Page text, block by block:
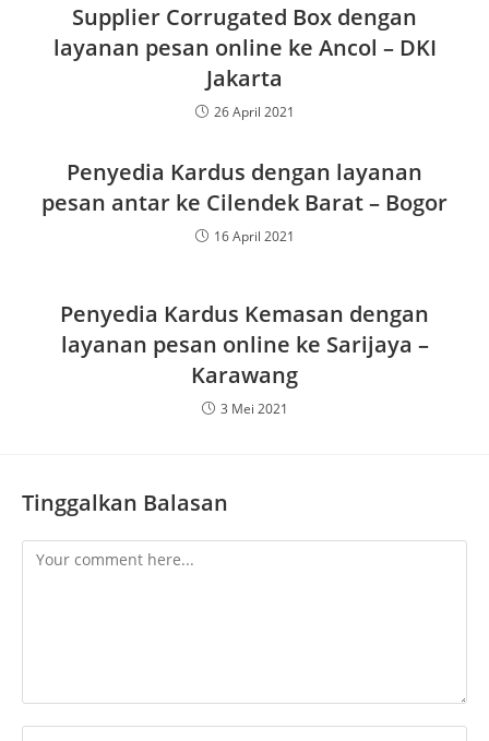
Supplier Corrugated Box dengan
layanan pesan online ke Ancol – DKI
Jakarta
26 April 2021
Penyedia Kardus dengan layanan
pesan antar ke Cilendek Barat – Bogor
16 April 2021
Penyedia Kardus Kemasan dengan
layanan pesan online ke Sarijaya –
Karawang
3 Mei 2021
Tinggalkan Balasan